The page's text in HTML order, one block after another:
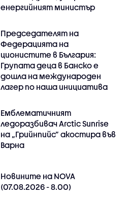
енергийният министър
Председателят на
Федерацията на
ционистите в България:
Групата деца в Банско е
дошла на международен
лагер по наша инициатива
Емблематичният
ледоразбивач Arctic Sunrise
на „Грийнпийс” акостира във
Варна
Новините на NOVA
(07.08.2026 - 8.00)